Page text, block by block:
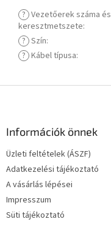
? Vezetőerek száma és
keresztmetszete:
? Szín:
? Kábel típusa:
Információk önnek
Üzleti feltételek (ÁSZF)
Adatkezelési tájékoztató
A vásárlás lépései
Impresszum
Süti tájékoztató